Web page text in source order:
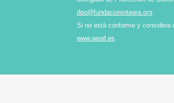
dpo@fundacionintegra.org
Si no está conforme y considera
www.aepd.es